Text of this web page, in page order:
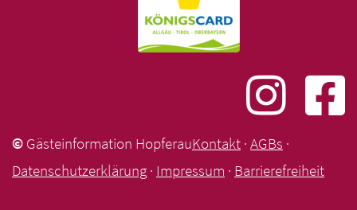
© Gästeinformation HopferauKontakt · AGBs ·
Datenschutzerklärung · Impressum · Barrierefreiheit